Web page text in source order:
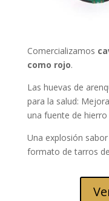
Comercializamos
como rojo.
Las huevas de
para la salud:
una fuente de hierro
Una explosión
formato de tarros